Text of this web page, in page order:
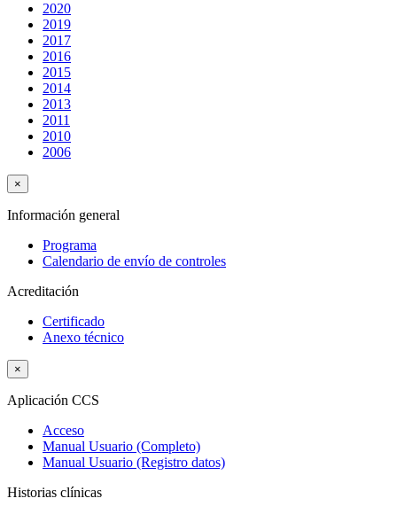
2020
2019
2017
2016
2015
2014
2013
2011
2010
2006
×
Información general
Programa
Calendario de envío de controles
Acreditación
Certificado
Anexo técnico
×
Aplicación CCS
Acceso
Manual Usuario (Completo)
Manual Usuario (Registro datos)
Historias clínicas